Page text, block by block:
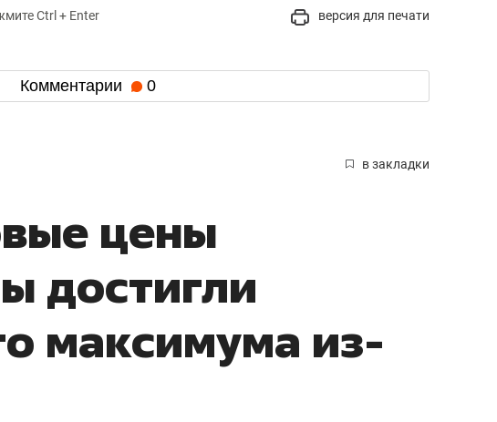
Пензой, Калугой, Саранском, Краснодаром и
Казанью также закрыли.
Из-за ограничений в воздушной гавани
50 рейсов на вылет и прилет.
самолет из Казани в Белград — вылет задерживался
транспортной прокуратуре корреспонденту
что обращения от пассажиров рейса не
оснований будут приняты меры реагирования.